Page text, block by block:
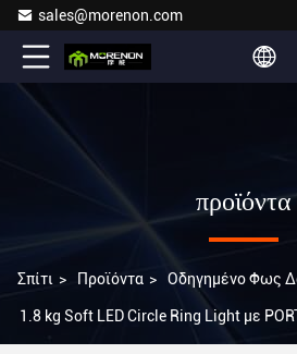
sales@morenon.com
προϊόντα
Σπίτι > Προϊόντα > Οδηγημένο Φως
1.8 kg Soft LED Circle Ring Light με